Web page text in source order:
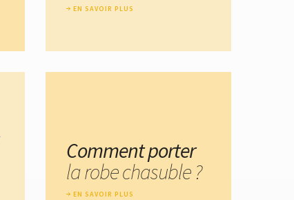
EN SAVOIR PLUS
Comment porter
la robe chasuble ?
EN SAVOIR PLUS